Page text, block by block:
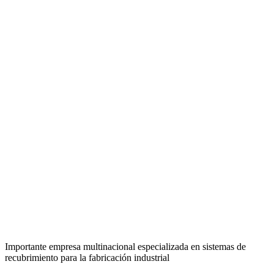
Importante empresa multinacional especializada en sistemas de
recubrimiento para la fabricación industrial